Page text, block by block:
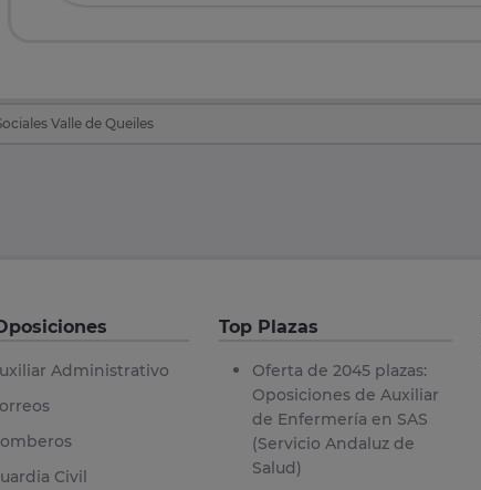
Valle de Queiles
Administrativo
Civil
Top Plazas
Oferta de 2045 plazas:
Oposiciones de Auxiliar
de Enfermería en SAS
(Servicio Andaluz de
Salud)